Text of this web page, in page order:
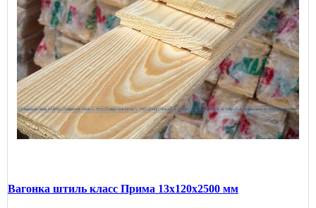
Вагонка штиль класс Прима 13x120x2500 мм